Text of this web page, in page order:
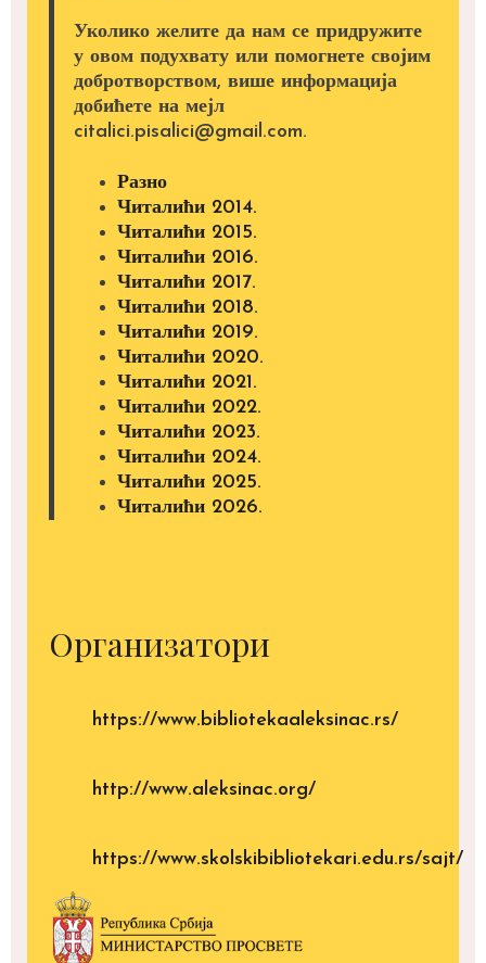
Уколико желите да нам се придружите
у овом подухвату или помогнете својим
добротворством, више информација
добићете на мејл
citalici.pisalici@gmail.com.
Разно
Читалићи 2014.
Читалићи 2015.
Читалићи 2016.
Читалићи 2017.
Читалићи 2018.
Читалићи 2019.
Читалићи 2020.
Читалићи 2021.
Читалићи 2022.
Читалићи 2023.
Читалићи 2024.
Читалићи 2025.
Читалићи 2026.
Организатори
https://www.bibliotekaaleksinac.rs/
http://www.aleksinac.org/
https://www.skolskibibliotekari.edu.rs/sajt/